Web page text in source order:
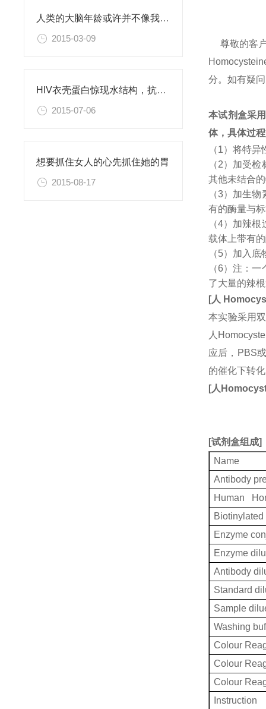
人类的大脑年龄或许并不像我们此前认为的那样
2015-03-09
HIV衣壳蛋白惊现水结构，抗艾药物新思路
2015-07-06
想要抓住女人的心先抓住她的胃
2015-08-17
尊敬的客
分。如有疑
本试剂盒采
体，具体过
（1）将特
（2）加受
其他未结合
（3）加生
有的酶量与
（4）加辣
载体上带有
（5）加入
（6）注：
了大量的辣
[人
本实验采用
人
应后，PBS
的催化下转
[人
[试剂盒组成]
Name
Antibody
Human
Enzyme
Enzyme
Antibody
Standard
Sample
Washing
Colour
Colour
Colour
Instruction